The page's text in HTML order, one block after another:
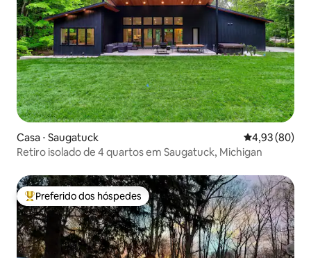
Casa ⋅ Saugatuck 4,93 de uma
4,93 (80)
Retiro isolado de 4 quartos em Saugatuck, Michigan
Entre os melhores preferidos dos hóspedes
Preferido dos hóspedes